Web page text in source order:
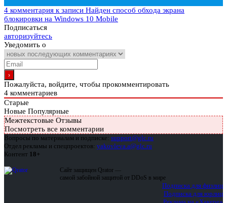
4 комментария к записи Найден способ обхода экрана
блокировки на Windows 10 Mobile
Подписаться
авторизуйтесь
Уведомить о
Пожалуйста, войдите, чтобы прокомментировать
4 комментариев
Старые
Новые Популярные
Межтекстовые Отзывы
Посмотреть все комментарии
Вопросы по материалам и подписке: support@glc.ru
Отдел рекламы и спецпроектов: yakovleva.a@glc.ru
Контент 18+
Сайт защищен Qrator —
самой забойной защитой от DDoS в мире
Подписка для физлиц
Подписка для юрлиц